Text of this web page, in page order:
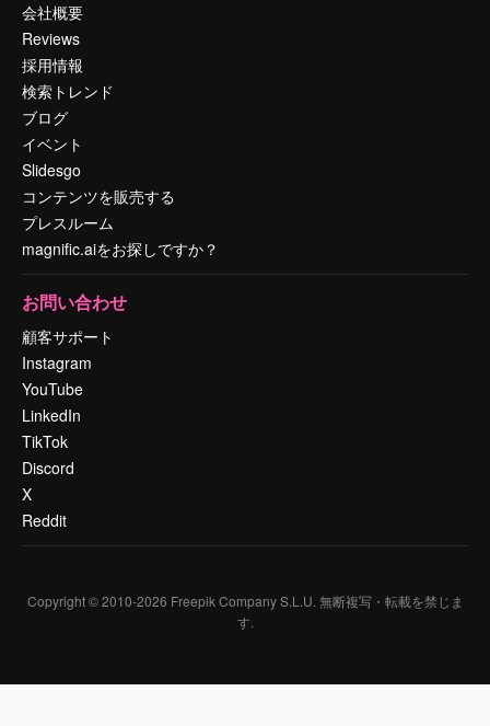
会社概要
Reviews
採用情報
検索トレンド
ブログ
イベント
Slidesgo
コンテンツを販売する
プレスルーム
magnific.aiをお探しですか？
お問い合わせ
顧客サポート
Instagram
YouTube
LinkedIn
TikTok
Discord
X
Reddit
Copyright © 2010-2026 Freepik Company S.L.U. 無断複写・転載を禁じま
す.